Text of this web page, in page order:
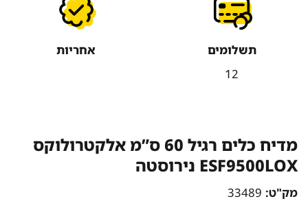
תשלומים
12
אחריות
מדיח כלים רגיל 60 ס”מ אלקטרולוקס
ESF9500LOX נירוסטה
מק"ט:33489